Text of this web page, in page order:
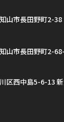
山市長田野町2-38
山市長田野町2-
区西中島5-6-13